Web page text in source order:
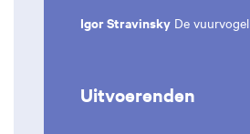
Igor Stravinsky De vuurvogel
Uitvoerenden